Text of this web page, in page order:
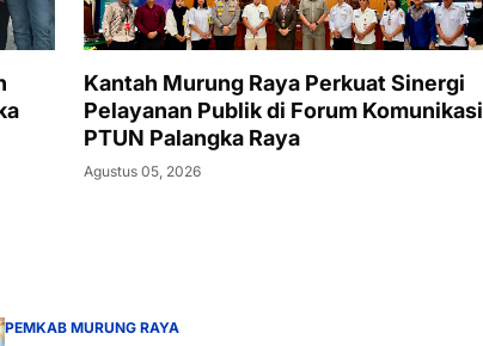
Kantah Murung Raya Perkuat Sinergi
Pelayanan Publik di Forum Komunikasi
PTUN Palangka Raya
Agustus 05, 2026
PEMKAB MURUNG RAYA